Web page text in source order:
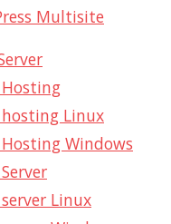
Multisite
Linux
Windows
Linux